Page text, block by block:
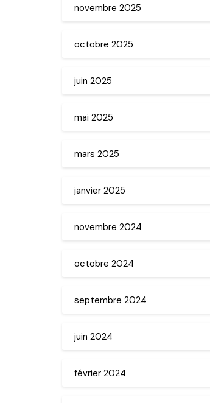
novembre 2025
octobre 2025
juin 2025
mai 2025
mars 2025
janvier 2025
novembre 2024
octobre 2024
septembre 2024
juin 2024
février 2024